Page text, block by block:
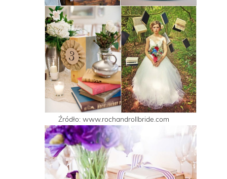
Źródło: www.rochandrollbride.com